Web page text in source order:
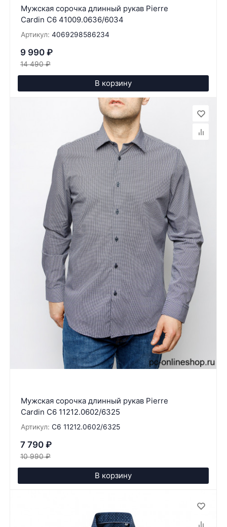
Мужская сорочка длинный рукав Pierre
Cardin C6 41009.0636/6034
Артикул: 4069298586234
9 990 ₽
14 490 ₽
В корзину
Мужская сорочка длинный рукав Pierre
Cardin C6 11212.0602/6325
Артикул: C6 11212.0602/6325
7 790 ₽
10 990 ₽
В корзину